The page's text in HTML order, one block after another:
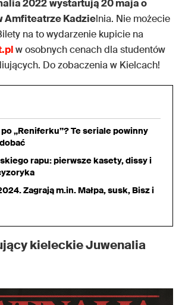
2022wystartują 20 maja o
Amfiteatrze Kadzielnia. Nie możecie
na to wydarzenie kupicie na
w osobnych cenach dla studentów
Do zobaczenia w Kielcach!
„Reniferku”? Te seriale powinny
rapu: pierwsze kasety, dissy i
Zagrają m.in. Małpa, susk, Bisz i
kieleckie Juwenalia